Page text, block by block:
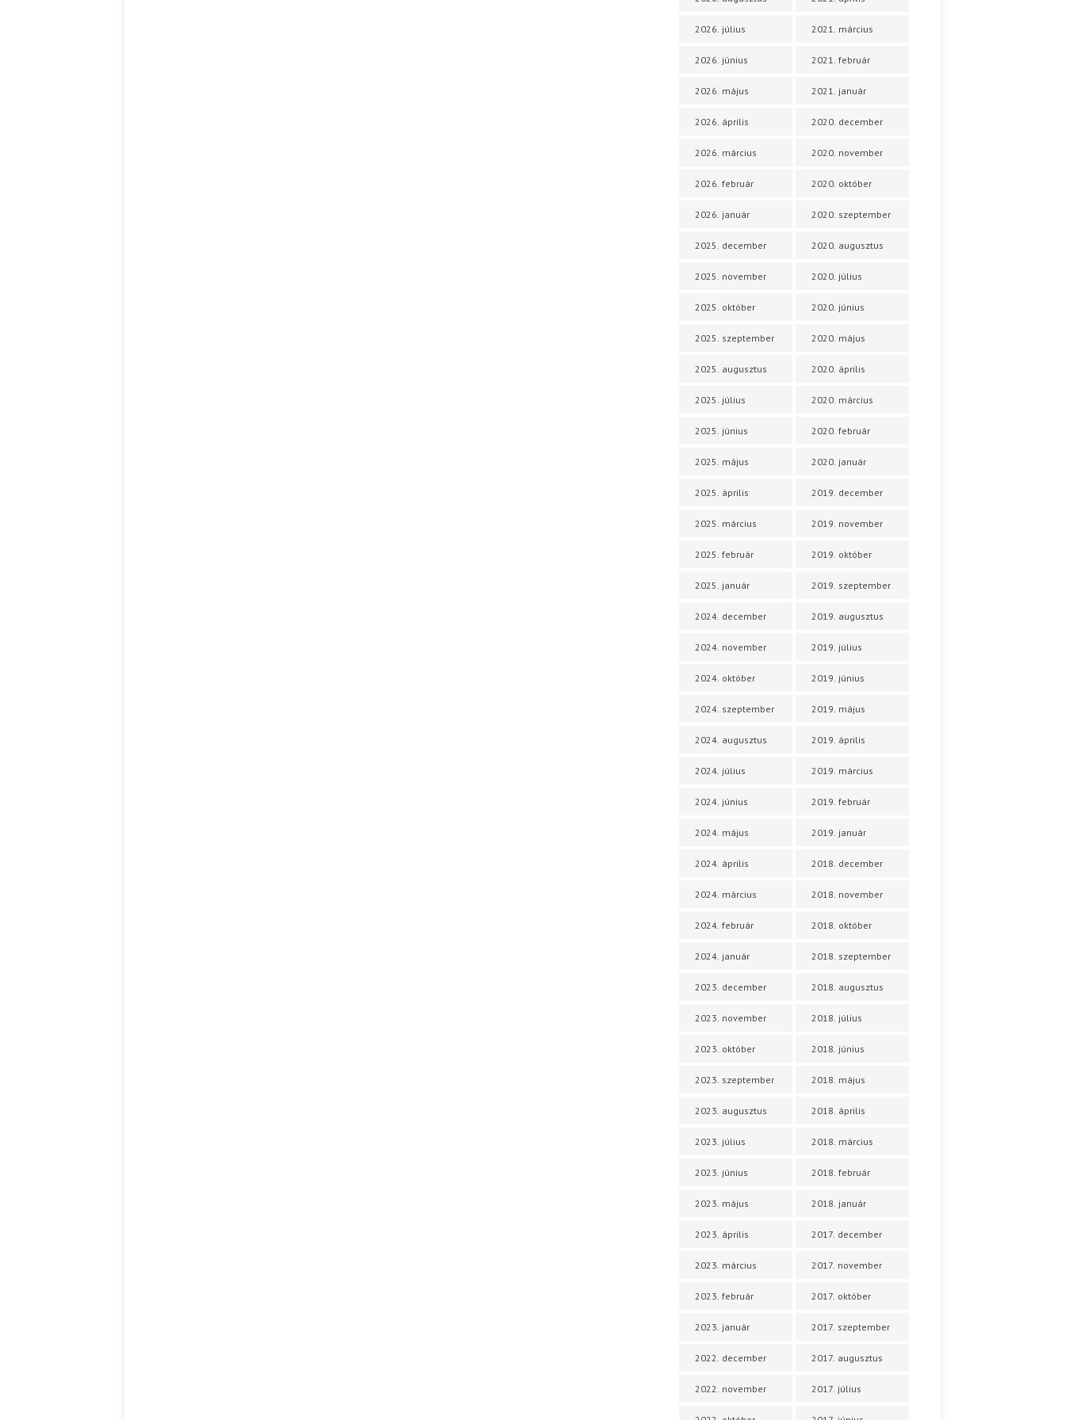
2026. július
2026. június
2026. május
2026. április
2026. március
2026. február
2026. január
2025. december
2025. november
2025. október
2025. szeptember
2025. augusztus
2025. július
2025. június
2025. május
2025. április
2025. március
2025. február
2025. január
2024. december
2024. november
2024. október
2024. szeptember
2024. augusztus
2024. július
2024. június
2024. május
2024. április
2024. március
2024. február
2024. január
2023. december
2023. november
2023. október
2023. szeptember
2023. augusztus
2023. július
2023. június
2023. május
2023. április
2023. március
2023. február
2023. január
2022. december
2022. november
2021. március
2021. február
2021. január
2020. december
2020. november
2020. október
2020. szeptember
2020. augusztus
2020. július
2020. június
2020. május
2020. április
2020. március
2020. február
2020. január
2019. december
2019. november
2019. október
2019. szeptember
2019. augusztus
2019. július
2019. június
2019. május
2019. április
2019. március
2019. február
2019. január
2018. december
2018. november
2018. október
2018. szeptember
2018. augusztus
2018. július
2018. június
2018. május
2018. április
2018. március
2018. február
2018. január
2017. december
2017. november
2017. október
2017. szeptember
2017. augusztus
2017. július